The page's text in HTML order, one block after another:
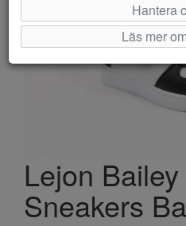
Lejon
Sneakers
Hantera
Läs mer